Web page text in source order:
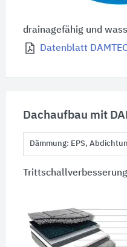
drainagefähig und
Datenblatt
Dachaufbau mit
Dämmung: EPS,